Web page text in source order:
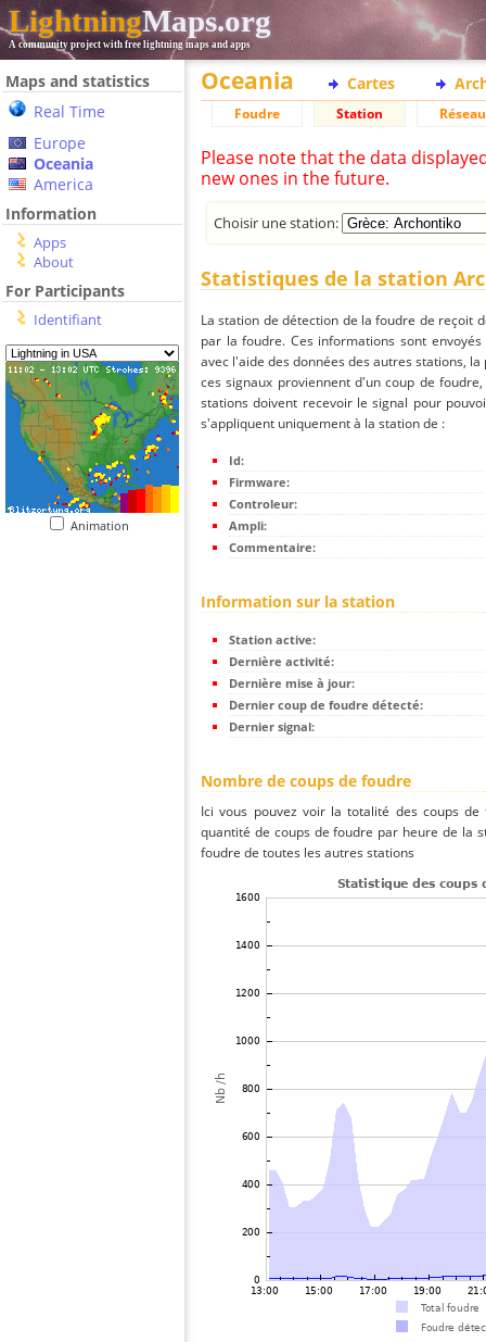
LightningMaps.org
A community project with free lightning maps and apps
Maps and statistics
Real Time
Europe
Oceania
America
Information
Apps
About
For Participants
Identifiant
Animation
Oceania Cartes
Foudre Station Réseau
Please note that the data
new ones in the future.
Choisir une station:
Statistiques de la station
La station de détection de la foudre de reçoit
par la foudre. Ces informations sont
avec l'aide des données des autres stations,
ces signaux proviennent d'un coup de
stations doivent recevoir le signal pour
s'appliquent uniquement à la station de :
Id:
Firmware:
Controleur:
Ampli:
Commentaire:
Information sur la station
Station active:
Dernière activité:
Dernière mise à jour:
Dernier coup de foudre détecté:
Dernier signal:
Nombre de coups de foudre
Ici vous pouvez voir la totalité des coups
quantité de coups de foudre par heure de la
foudre de toutes les autres stations